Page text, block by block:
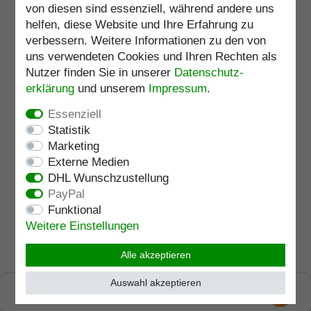
Artikelnummer 1332-1
Merkliste
Lagerlänge:94cm
Belastbarkeit: 80kg
925/1000 Sterling Silber, Stock
edles Makassar Ebenholz,
Gummipuffer
1.295,95 € *
inkl. ges. MwSt.
Merkliste
Lagerlänge cm
von diesen sind essenziell, während andere uns
helfen, diese Website und Ihre Erfahrung zu
verbessern. Weitere Informationen zu den von
uns verwendeten Cookies und Ihren Rechten als
Nutzer finden Sie in unserer Daten­schutz­
erklärung und unserem Impressum.
Essenziell
Statistik
Marketing
Externe Medien
DHL Wunschzustellung
PayPal
Funktional
Weitere Einstellungen
Alle akzeptieren
Auswahl akzeptieren
SEHR GUT